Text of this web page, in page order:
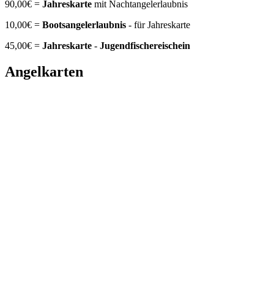
90,00€ = Jahreskarte mit Nachtangelerlaubnis
10,00€ = Bootsangelerlaubnis - für Jahreskarte
45,00€ = Jahreskarte - Jugendfischereischein
Angelkarten